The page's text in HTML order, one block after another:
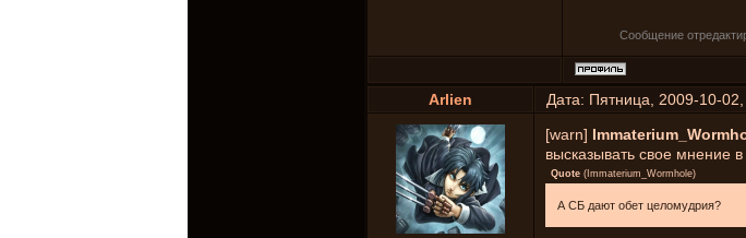
Сообщение
Arlien Дата: Пятница, 2009-10-
[warn]
высказывать свое мнение
Quote ( Immaterium_Wormhole)
А СБ дают обет целомудрия?